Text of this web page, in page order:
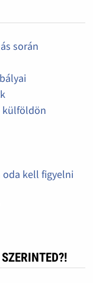
során
külföldön
kell figyelni